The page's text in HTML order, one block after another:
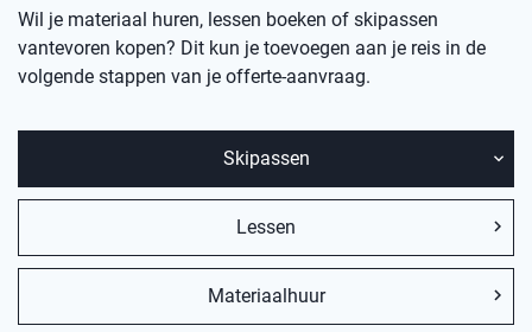
Wil je materiaal huren, lessen boeken of skipassen
vantevoren kopen? Dit kun je toevoegen aan je reis in de
volgende stappen van je offerte-aanvraag.
Skipassen
Lessen
Materiaalhuur